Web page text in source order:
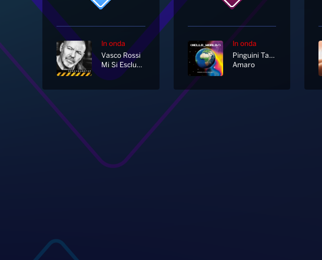
In onda
Vasco Rossi
Mi Si Escludeva
In onda
Pinguini Tattici Nucleari
Amaro